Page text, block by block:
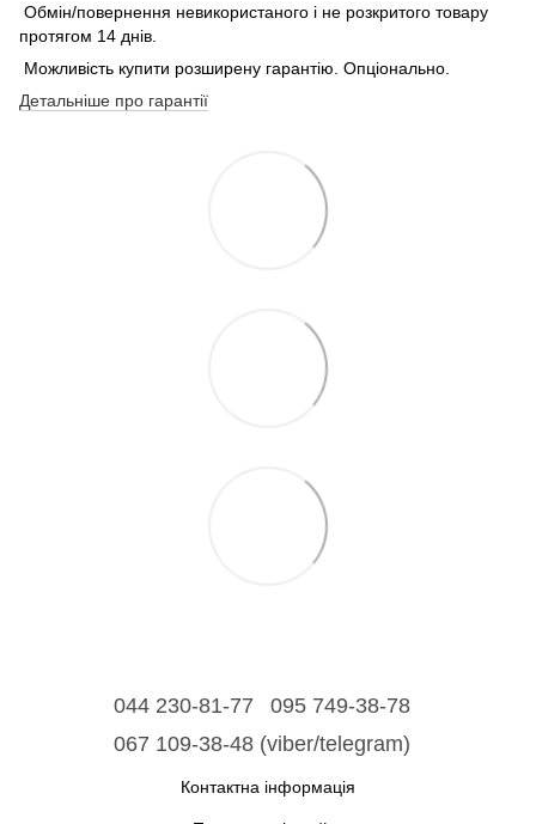
Обмін/повернення невикористаного і не розкритого товару
протягом 14 днів.
Можливість купити розширену гарантію. Опціонально.
Детальніше про гарантії
044 230-81-77
095 749-38-78
067 109-38-48 (viber/telegram)
Контактна інформація